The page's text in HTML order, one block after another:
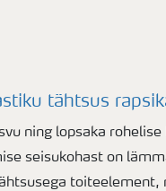
tähtsus
ning lopsaka
seisukohast on
toiteelement,